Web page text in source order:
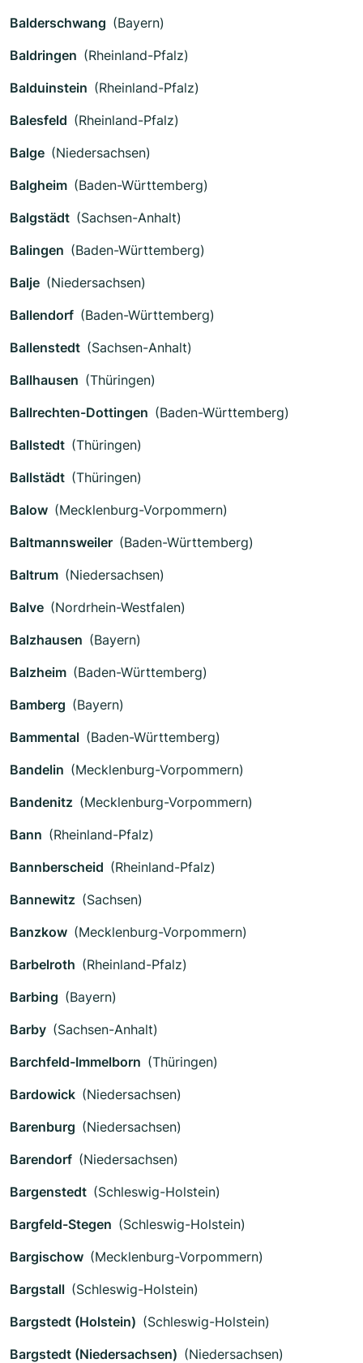
Balderschwang (Bayern)
Baldringen (Rheinland-Pfalz)
Balduinstein (Rheinland-Pfalz)
Balesfeld (Rheinland-Pfalz)
Balge (Niedersachsen)
Balgheim (Baden-Württemberg)
Balgstädt (Sachsen-Anhalt)
Balingen (Baden-Württemberg)
Balje (Niedersachsen)
Ballendorf (Baden-Württemberg)
Ballenstedt (Sachsen-Anhalt)
Ballhausen (Thüringen)
Ballrechten-Dottingen (Baden-Württemberg)
Ballstedt (Thüringen)
Ballstädt (Thüringen)
Balow (Mecklenburg-Vorpommern)
Baltmannsweiler (Baden-Württemberg)
Baltrum (Niedersachsen)
Balve (Nordrhein-Westfalen)
Balzhausen (Bayern)
Balzheim (Baden-Württemberg)
Bamberg (Bayern)
Bammental (Baden-Württemberg)
Bandelin (Mecklenburg-Vorpommern)
Bandenitz (Mecklenburg-Vorpommern)
Bann (Rheinland-Pfalz)
Bannberscheid (Rheinland-Pfalz)
Bannewitz (Sachsen)
Banzkow (Mecklenburg-Vorpommern)
Barbelroth (Rheinland-Pfalz)
Barbing (Bayern)
Barby (Sachsen-Anhalt)
Barchfeld-Immelborn (Thüringen)
Bardowick (Niedersachsen)
Barenburg (Niedersachsen)
Barendorf (Niedersachsen)
Bargenstedt (Schleswig-Holstein)
Bargfeld-Stegen (Schleswig-Holstein)
Bargischow (Mecklenburg-Vorpommern)
Bargstall (Schleswig-Holstein)
Bargstedt (Holstein) (Schleswig-Holstein)
Bargstedt (Niedersachsen) (Niedersachsen)